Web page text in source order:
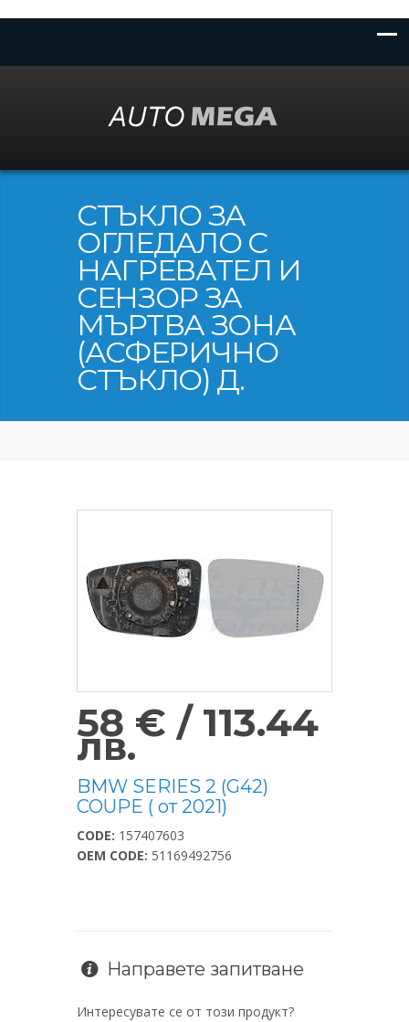
СТЪКЛО ЗА
ОГЛЕДАЛО С
НАГРЕВАТЕЛ И
СЕНЗОР ЗА
МЪРТВА ЗОНА
(АСФЕРИЧНО
СТЪКЛО) Д.
58 € / 113.44
лв.
BMW SERIES 2 (G42)
COUPE ( от 2021)
CODE: 157407603
OEM CODE: 51169492756
Направете запитване
Интересувате се от този продукт?